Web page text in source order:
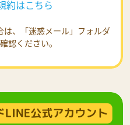
約はこちら
、「迷惑メール」フォルダ
認ください。